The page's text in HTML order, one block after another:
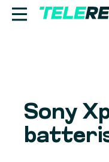
Find butik
Sony